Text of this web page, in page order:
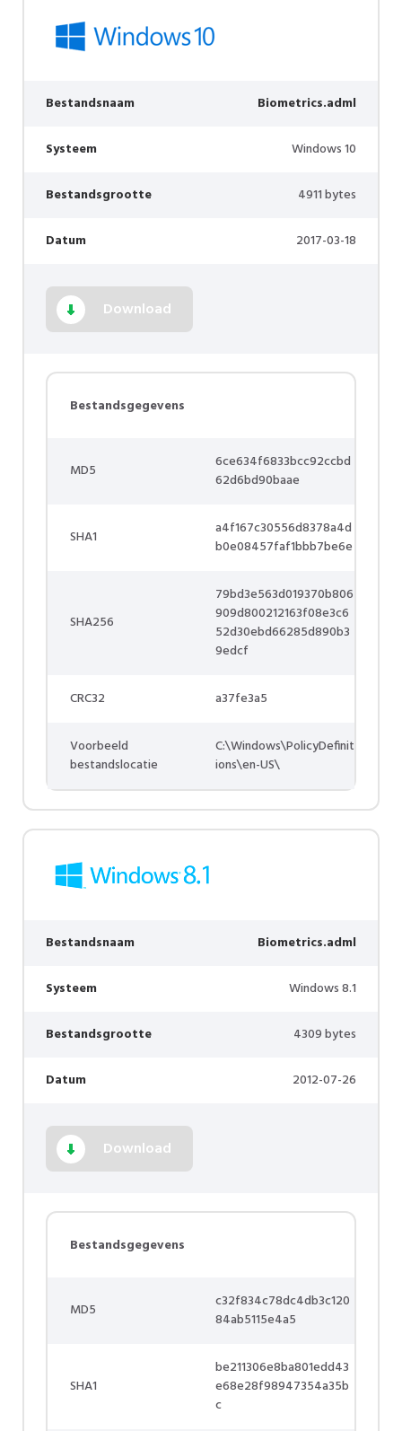
Bestandsnaam Biometrics.adml
Systeem Windows 10
Bestandsgrootte 4911 bytes
Datum 2017-03-18
Download
Bestandsgegevens
MD5
6ce634f6833bcc92ccbd
62d6bd90baae
SHA1
a4f167c30556d8378a4d
b0e08457faf1bbb7be6e
SHA256
79bd3e563d019370b806
909d800212163f08e3c6
52d30ebd66285d890b3
9edcf
CRC32 a37fe3a5
Voorbeeld
bestandslocatie
C:\Windows\PolicyDefinit
ions\en-US\
Bestandsnaam Biometrics.adml
Systeem Windows 8.1
Bestandsgrootte 4309 bytes
Datum 2012-07-26
Download
Bestandsgegevens
MD5
c32f834c78dc4db3c120
84ab5115e4a5
SHA1
be211306e8ba801edd43
e68e28f98947354a35b
c